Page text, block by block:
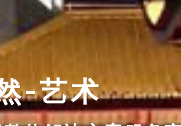
-艺术